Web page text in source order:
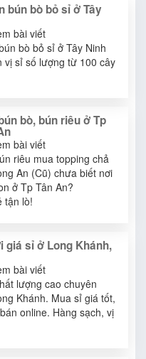
bún bò bỏ sỉ ở Tây
bài viết
bò bỏ sỉ ở Tây Ninh
vị sỉ số lượng từ 100 cây
bò, bún riêu ở Tp
bài viết
riêu mua topping chả
An (Cũ) chưa biết nơi
ở Tp Tân An?
tận lò!
sỉ ở Long Khánh,
bài viết
lượng cao chuyên
Khánh. Mua sỉ giá tốt,
online. Hàng sạch, vị